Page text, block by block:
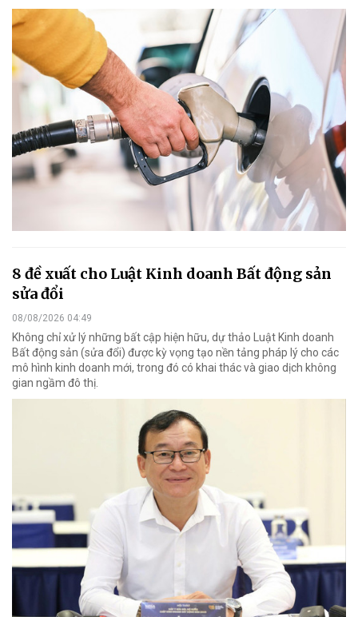
8 đề xuất cho Luật Kinh doanh Bất động sản
sửa đổi
08/08/2026 04:49
Không chỉ xử lý những bất cập hiện hữu, dự thảo Luật Kinh doanh
Bất động sản (sửa đổi) được kỳ vọng tạo nền tảng pháp lý cho các
mô hình kinh doanh mới, trong đó có khai thác và giao dịch không
gian ngầm đô thị.